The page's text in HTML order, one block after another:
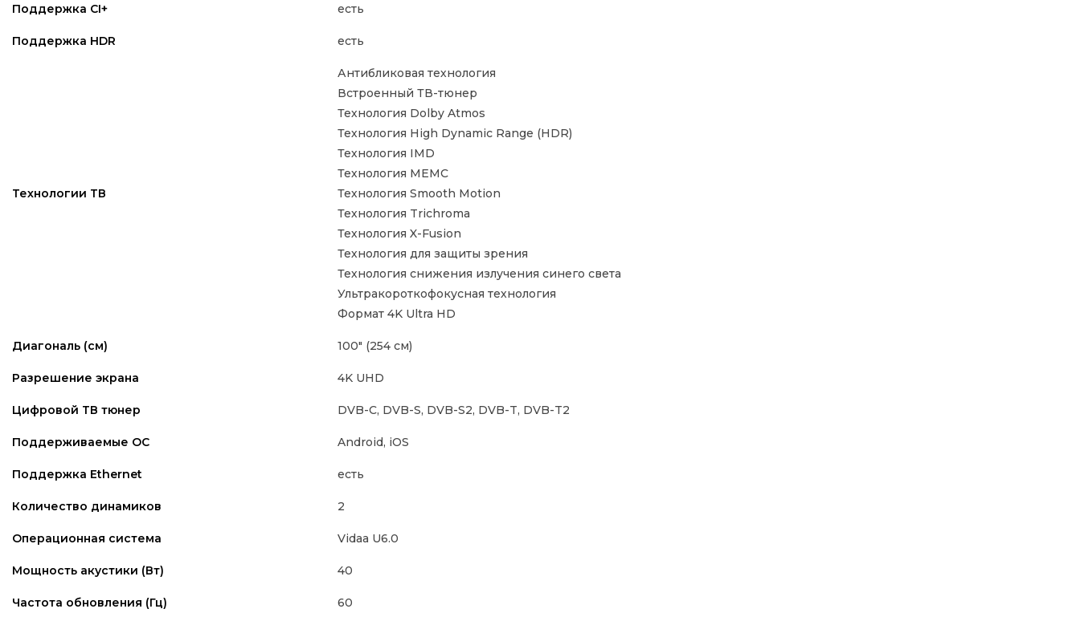
Поддержка CI+ есть
Поддержка HDR есть
Технологии ТВ
Антибликовая технология
Встроенный ТВ-тюнер
Технология Dolby Atmos
Технология High Dynamic Range (HDR)
Технология IMD
Технология MEMC
Технология Smooth Motion
Технология Trichroma
Технология X-Fusion
Технология для защиты зрения
Технология снижения излучения синего света
Ультракороткофокусная технология
Формат 4K Ultra HD
Диагональ (см) 100" (254 см)
Разрешение экрана 4K UHD
Цифровой ТВ тюнер DVB-C, DVB-S, DVB-S2, DVB-T, DVB-T2
Поддерживаемые ОС Android, iOS
Поддержка Ethernet есть
Количество динамиков 2
Операционная система Vidaa U6.0
Мощность акустики (Вт) 40
Частота обновления (Гц) 60